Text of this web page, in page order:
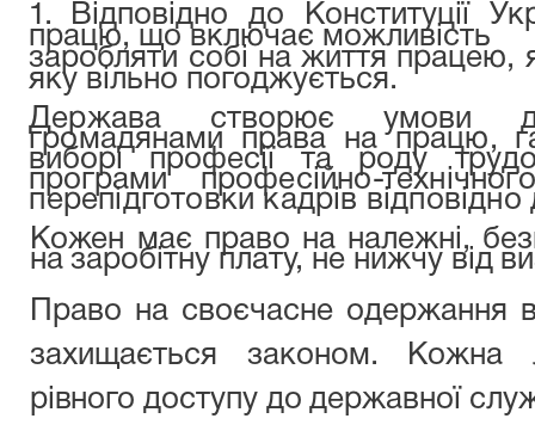
1. Відповідно до Конституції
працю, що включає можливість
заробляти собі на життя працею,
яку вільно погоджується.
Держава створює умови
громадянами права на працю,
виборі професії та роду
програми професійно-
перепідготовки кадрів
Кожен має право на належні,
на заробітну плату, не нижчу від
Право на своєчасне одержання
захищається законом.
Кожна
рівного доступу до державної